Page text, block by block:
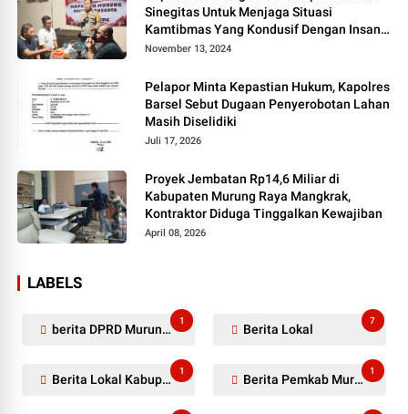
Sinegitas Untuk Menjaga Situasi
Kamtibmas Yang Kondusif Dengan Insan
Pers
November 13, 2024
Pelapor Minta Kepastian Hukum, Kapolres
Barsel Sebut Dugaan Penyerobotan Lahan
Masih Diselidiki
Juli 17, 2026
Proyek Jembatan Rp14,6 Miliar di
Kabupaten Murung Raya Mangkrak,
Kontraktor Diduga Tinggalkan Kewajiban
April 08, 2026
LABELS
berita DPRD Murung Raya
1
Berita Lokal
7
Berita Lokal Kabupaten Barito Utara
1
Berita Pemkab Murung Raya
1